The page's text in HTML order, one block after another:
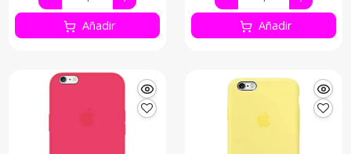
Añadir Añadir